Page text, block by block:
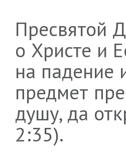
Пресвятой
о Христе и
на падение
предмет
душу, да
2:35).